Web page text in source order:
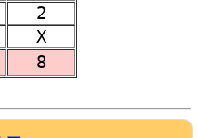
2
X
8